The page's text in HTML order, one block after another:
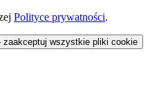
Polityce prywatności.
zaakceptuj wszystkie pliki cookie